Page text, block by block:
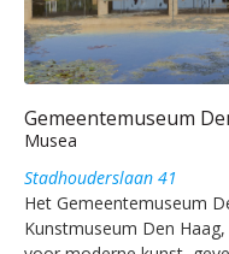
Gemeentemuseum
Musea
Stadhouderslaan 41
Het Gemeentemuseum
Kunstmuseum Den